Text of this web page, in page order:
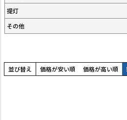
メール
業種・用途から選ぶ
提灯
その他
並び替え 価格が安い順 価格が高い順